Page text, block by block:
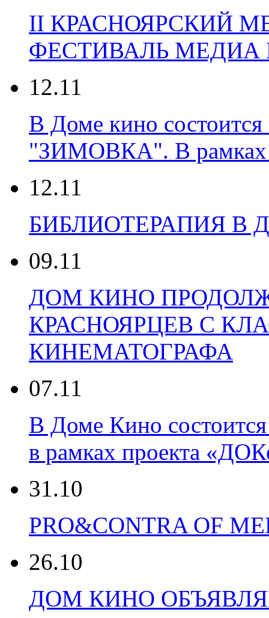
II КРАСНОЯРСКИЙ
ФЕСТИВАЛЬ МЕДИА
12.11
В Доме кино
"ЗИМОВКА". В рамках
12.11
БИБЛИОТЕРАПИЯ В
09.11
ДОМ КИНО
КРАСНОЯРЦЕВ С
КИНЕМАТОГРАФА
07.11
В Доме Кино
в рамках проекта
31.10
PRO&CONTRA OF
26.10
ДОМ КИНО